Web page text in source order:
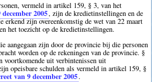
vermeld in artikel 159, § 3, van het
2005, zijn de kredietinstellingen en de
erkend zijn overeenkomstig de wet van 22 maart
het toezicht op de kredietinstellingen.
aangegaan zijn door de provincie bij die personen
worden op de rekeningen van de provincie. §
voortkomende uit verbintenissen uit
opeisbare schulden als vermeld in artikel 159, §
van 9 december 2005.